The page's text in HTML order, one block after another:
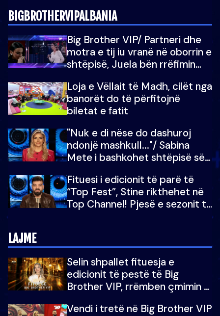
BIGBROTHERVIPALBANIA
Big Brother VIP/ Partneri dhe
motra e tij iu vranë në oborrin e
shtëpisë, Juela bën rrëfimin
do të martoheshim, por zemra
mu copëtua
Loja e Vëllait të Madh, cilët nga
banorët do të përfitojnë
biletat e fatit
"Nuk e di nëse do dashuroj
ndonjë mashkull..."/ Sabina
Mete i bashkohet shtëpisë së
për në fund!
Fituesi i edicionit të parë të
“Top Fest”, Stine rikthehet në
Top Channel! Pjesë e sezonit të
LAJME
Selin shpallet fituesja e
edicionit të pestë të Big
Brother VIP, rrëmben çmimin e
Vendi i tretë në Big Brother VIP